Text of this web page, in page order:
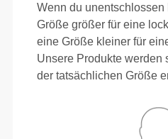
Wenn du
Größe größer für eine
eine Größe kleiner für
Unsere Produkte werden
der tatsächlichen Größe